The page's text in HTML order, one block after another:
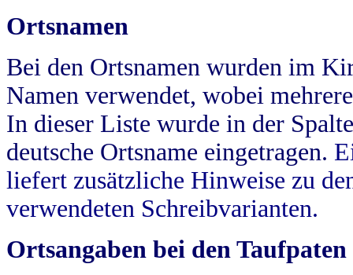
Ortsnamen
Bei den Ortsnamen wurden im
Namen verwendet, wobei
In dieser Liste wurde in der
deutsche Ortsname eingetragen.
liefert zusätzliche Hinweise zu
verwendeten Schreibvarianten.
Ortsangaben bei den Taufpaten